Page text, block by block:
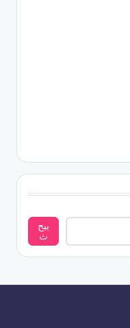
يبح
ث